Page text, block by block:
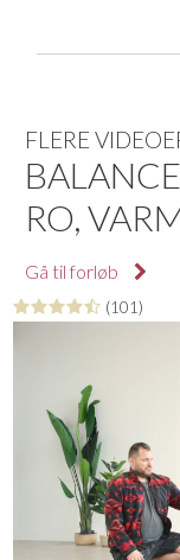
FLERE
RO,
Gå til forløb
(101)